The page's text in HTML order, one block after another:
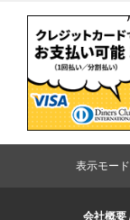
表示モード
会社概要